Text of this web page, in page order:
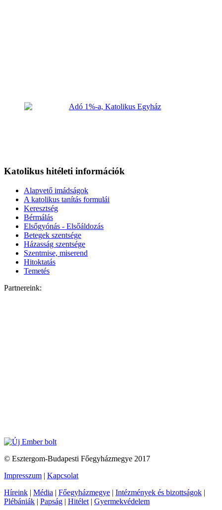
Katolikus hitéleti információk
Alapvető imádságok
A katolikus tanítás formulái
Keresztség
Bérmálás
Elsőgyónás - Elsőáldozás
Betegek szentsége
Házasság szentsége
Szentmise, miserend
Hitoktatás
Temetés
Partnereink:
© Esztergom-Budapesti Főegyházmegye 2017
Impresszum | Kapcsolat
Híreink | Média | Főegyházmegye | Intézmények és bizottságok |
Plébániák | Papság | Hitélet | Gyermekvédelem